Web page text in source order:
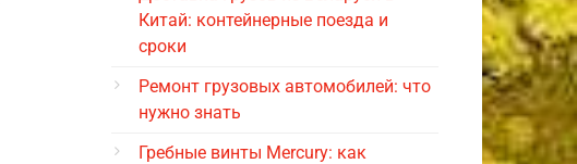
Китай: контейнерные поезда и
сроки
Ремонт грузовых автомобилей: что
нужно знать
Гребные винты Mercury: как